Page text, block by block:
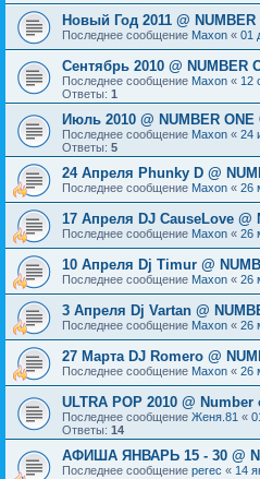
Новый Год 2011 @ NUMBER
Последнее сообщение Maxon « 01
Сентябрь 2010 @ NUMBER
Последнее сообщение Maxon « 12
Ответы: 1
Июль 2010 @ NUMBER ONE
Последнее сообщение Maxon « 24
Ответы: 5
24 Апреля Phunky D @
Последнее сообщение Maxon « 26
17 Апреля DJ CauseLove @
Последнее сообщение Maxon « 26
10 Апреля Dj Timur @
Последнее сообщение Maxon « 26
3 Апреля Dj Vartan @
Последнее сообщение Maxon « 26
27 Марта DJ Romero @
Последнее сообщение Maxon « 26
ULTRA POP 2010 @
Последнее сообщение Женя.81 «
Ответы: 14
АФИША ЯНВАРЬ 15 - 30 @
Последнее сообщение perec « 14